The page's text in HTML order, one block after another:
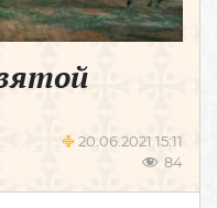
20.06.2021 15:11
84